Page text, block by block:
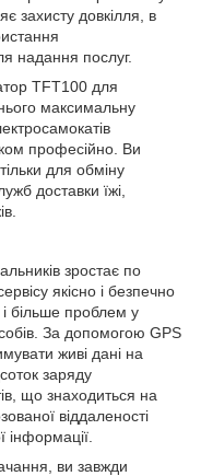
захисту довкілля, в
надання послуг.
TFT100 для
максимальну
професійно. Ви
для обміну
доставки їжі,
зростає по
якісно і безпечно
і більше проблем у
За допомогою GPS
живі дані на
заряду
що знаходиться на
віддаленості
інформації.
ви завжди